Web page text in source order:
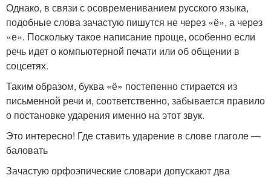
Однако, в связи с осовремениванием русского языка,
подобные слова зачастую пишутся не через «ё», а через
«е». Поскольку такое написание проще, особенно если
речь идет о компьютерной печати или об общении в
соцсетях.
Таким образом, буква «ё» постепенно стирается из
письменной речи и, соответственно, забывается правило
о постановке ударения именно на этот звук.
Это интересно! Где ставить ударение в слове глаголе —
баловать
Зачастую орфоэпические словари допускают два